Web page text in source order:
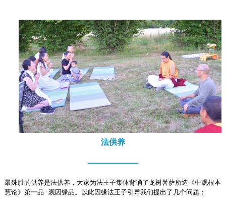
法供养
最殊胜的供养是法供养，大家为法王子集体背诵了龙树菩萨所造《中观根本
慧论》第一品 · 观因缘品。以此因缘法王子引导我们提出了几个问题：